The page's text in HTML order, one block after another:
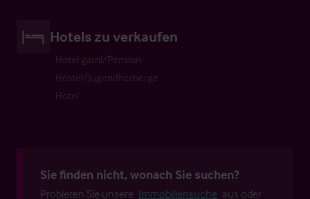
Hotels zu verkaufen
Hotel garni/Pension
Hostel/Jugendherberge
Hotel
Sie finden nicht, wonach Sie suchen?
Probieren Sie unsere Immobiliensuche aus oder